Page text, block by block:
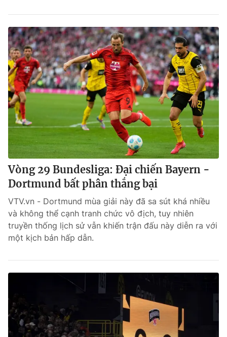
Vòng 29 Bundesliga: Đại chiến Bayern -
Dortmund bất phân thắng bại
VTV.vn - Dortmund mùa giải này đã sa sút khá nhiều
và không thể cạnh tranh chức vô địch, tuy nhiên
truyền thống lịch sử vẫn khiến trận đấu này diễn ra với
một kịch bản hấp dẫn.